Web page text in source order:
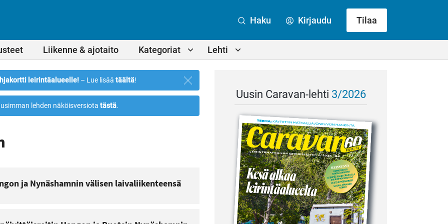
Liikenne & ajotaito Kategoriat Lehti
Haku Kirjaudu Tilaa
leirintäalueelle! – Lue lisää täältä!
Sulje
ilmoitus
lehden näköisversiota tästä.
ja Nynäshamnin välisen laivaliikenteensä
Uusin Caravan-lehti 3/2026